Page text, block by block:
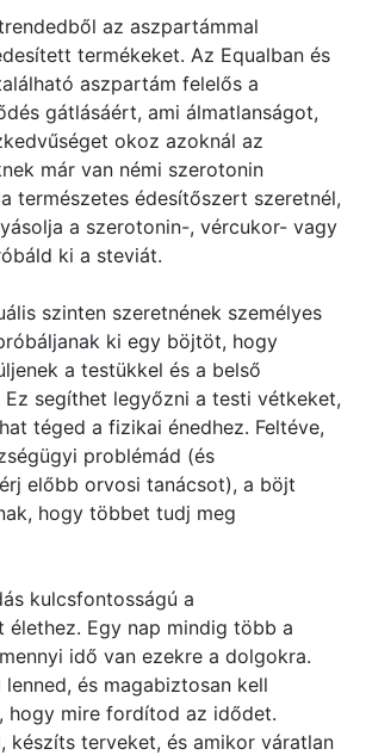
az aszpartámmal
termékeket. Az Equalban és
aszpartám felelős a
gátlásáért, ami álmatlanságot,
okoz azoknál az
már van némi szerotonin
természetes édesítőszert szeretnél,
a szerotonin-, vércukor- vagy
ki a steviát.
szinten szeretnének személyes
ki egy böjtöt, hogy
a testükkel és a belső
segíthet legyőzni a testi vétkeket,
téged a fizikai énedhez. Feltéve,
problémád (és
előbb orvosi tanácsot), a böjt
hogy többet tudj meg
kulcsfontosságú a
élethez. Egy nap mindig több a
idő van ezekre a dolgokra.
és magabiztosan kell
hogy mire fordítod az idődet.
készíts terveket, és amikor váratlan